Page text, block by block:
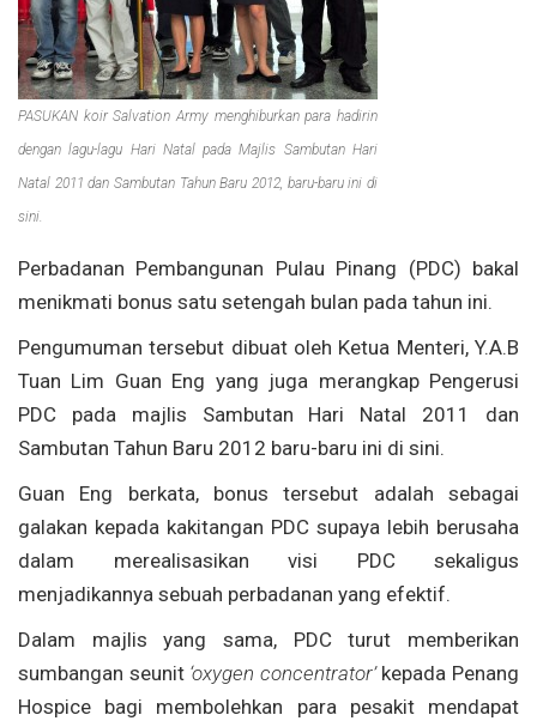
PASUKAN koir Salvation Army menghiburkan para hadirin
dengan lagu-lagu Hari Natal pada Majlis Sambutan Hari
Natal 2011 dan Sambutan Tahun Baru 2012, baru-baru ini di
sini.
Perbadanan Pembangunan Pulau Pinang (PDC) bakal
menikmati bonus satu setengah bulan pada tahun ini.
Pengumuman tersebut dibuat oleh Ketua Menteri, Y.A.B
Tuan Lim Guan Eng yang juga merangkap Pengerusi
PDC pada majlis Sambutan Hari Natal 2011 dan
Sambutan Tahun Baru 2012 baru-baru ini di sini.
Guan Eng berkata, bonus tersebut adalah sebagai
galakan kepada kakitangan PDC supaya lebih berusaha
dalam merealisasikan visi PDC sekaligus
menjadikannya sebuah perbadanan yang efektif.
Dalam majlis yang sama, PDC turut memberikan
sumbangan seunit ‘oxygen concentrator’kepada Penang
Hospice bagi membolehkan para pesakit mendapat